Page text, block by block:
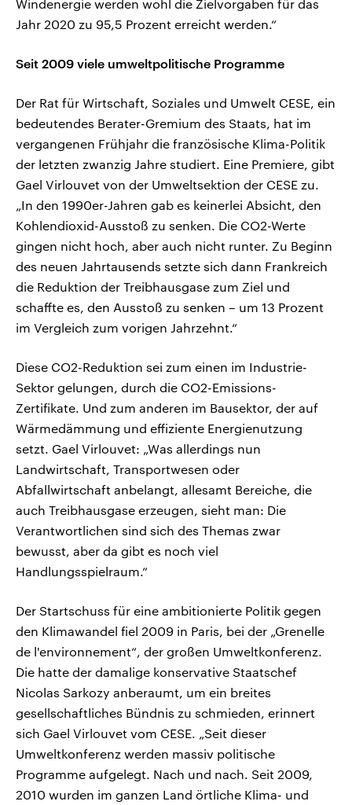
Windenergie werden wohl die Zielvorgaben für das
Jahr 2020 zu 95,5 Prozent erreicht werden.“
Seit 2009 viele umweltpolitische Programme
Der Rat für Wirtschaft, Soziales und Umwelt CESE, ein
bedeutendes Berater-Gremium des Staats, hat im
vergangenen Frühjahr die französische Klima-Politik
der letzten zwanzig Jahre studiert. Eine Premiere, gibt
Gael Virlouvet von der Umweltsektion der CESE zu.
„In den 1990er-Jahren gab es keinerlei Absicht, den
Kohlendioxid-Ausstoß zu senken. Die CO2-Werte
gingen nicht hoch, aber auch nicht runter. Zu Beginn
des neuen Jahrtausends setzte sich dann Frankreich
die Reduktion der Treibhausgase zum Ziel und
schaffte es, den Ausstoß zu senken – um 13 Prozent
im Vergleich zum vorigen Jahrzehnt.“
Diese CO2-Reduktion sei zum einen im Industrie-
Sektor gelungen, durch die CO2-Emissions-
Zertifikate. Und zum anderen im Bausektor, der auf
Wärmedämmung und effiziente Energienutzung
setzt. Gael Virlouvet: „Was allerdings nun
Landwirtschaft, Transportwesen oder
Abfallwirtschaft anbelangt, allesamt Bereiche, die
auch Treibhausgase erzeugen, sieht man: Die
Verantwortlichen sind sich des Themas zwar
bewusst, aber da gibt es noch viel
Handlungsspielraum.“
Der Startschuss für eine ambitionierte Politik gegen
den Klimawandel fiel 2009 in Paris, bei der „Grenelle
de l'environnement“, der großen Umweltkonferenz.
Die hatte der damalige konservative Staatschef
Nicolas Sarkozy anberaumt, um ein breites
gesellschaftliches Bündnis zu schmieden, erinnert
sich Gael Virlouvet vom CESE. „Seit dieser
Umweltkonferenz werden massiv politische
Programme aufgelegt. Nach und nach. Seit 2009,
2010 wurden im ganzen Land örtliche Klima- und